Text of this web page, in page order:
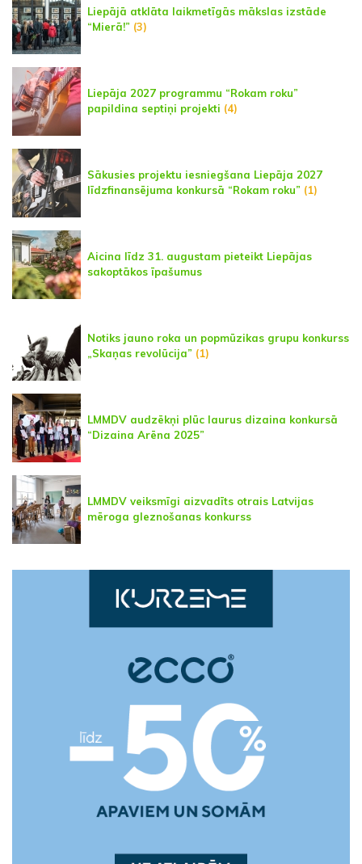
Liepājā atklāta laikmetīgās mākslas izstāde
“Mierā!” (3)
Liepāja 2027 programmu “Rokam roku”
papildina septiņi projekti (4)
Sākusies projektu iesniegšana Liepāja 2027
līdzfinansējuma konkursā “Rokam roku” (1)
Aicina līdz 31. augustam pieteikt Liepājas
sakoptākos īpašumus
Notiks jauno roka un popmūzikas grupu konkurss
„Skaņas revolūcija” (1)
LMMDV audzēkņi plūc laurus dizaina konkursā
“Dizaina Arēna 2025”
LMMDV veiksmīgi aizvadīts otrais Latvijas
mēroga gleznošanas konkurss